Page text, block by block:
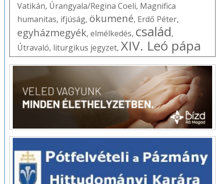
Vatikán, Úrangyala/Regina Coeli, Magnifica
humanitas, ifjúság, ökumené, Erdő Péter,
egyházmegyék, elmélkedés, család,
Útravaló, liturgikus jegyzet, XIV. Leó pápa